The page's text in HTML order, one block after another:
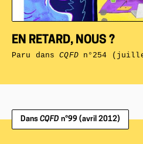
EN RETARD, NOUS ?
Paru dansCQFDn°254
Dans CQFD n°99 (avril 2012)